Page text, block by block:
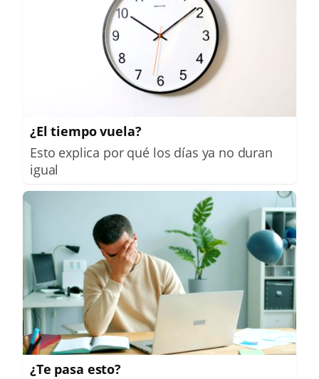
¿El tiempo vuela?
Esto explica por qué los días ya no duran
igual
¿Te pasa esto?